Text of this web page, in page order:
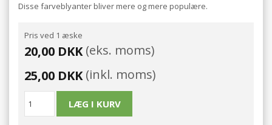
Disse farveblyanter bliver mere og mere populære.
Pris ved 1 æske
20,00 DKK(eks. moms)
25,00 DKK(inkl. moms)